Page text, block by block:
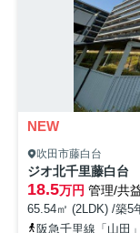
NEW
吹田市藤白台
ジオ北千里藤白台
18.5万円 管理/共
65.54㎡ (2LDK) /築5
阪急千里線「山田